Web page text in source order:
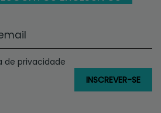
de privacidade